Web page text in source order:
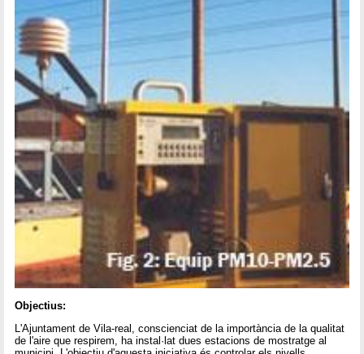
Objectius:
L'Ajuntament de Vila-real, conscienciat de la importància de la qualitat
de l'aire que respirem, ha instal·lat dues estacions de mostratge al